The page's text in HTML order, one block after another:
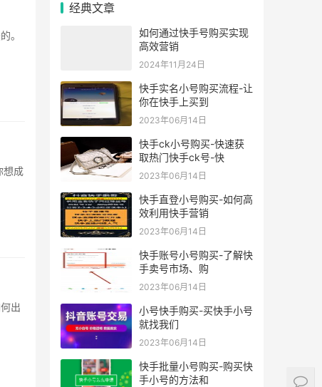
经典文章
如何通过快手号购买实现
高效营销
2024年11月24日
快手实名小号购买流程-让
你在快手上买到
2023年06月14日
快手ck小号购买-快速获
取热门快手ck号-快
2023年06月14日
快手直登小号购买-如何高
效利用快手营销
2023年06月14日
快手账号小号购买-了解快
手卖号市场、购
2023年06月14日
小号快手购买-买快手小号
就找我们
2023年06月14日
快手批量小号购买-购买快
手小号的方法和